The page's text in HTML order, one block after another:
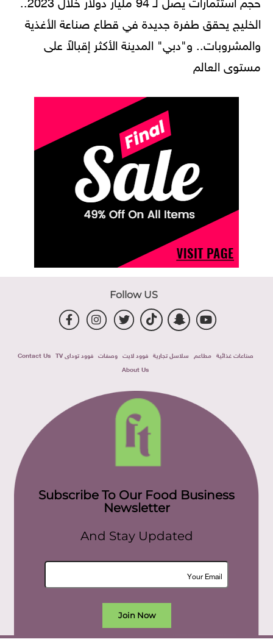
الخليج يحقق طفرة جديدة في قطاع صناعة الأغذية
والمشروبات.. و"دبي" المدينة الأكثر إقبالاً على
مستوى العالم
Follow US
صناعات غذائية مطاعم سلاسل تجارية فوود لايت وصفات فوود توداى TV
Contact Us
About Us
Subscribe To Our Food Business
Newsletter
And Stay Updated
Join Now